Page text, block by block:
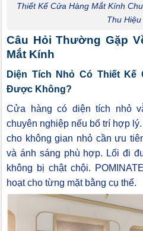
Thiết Kế Cửa Hàng Mắt Kính
Thu Hiệu
Câu Hỏi Thường Gặp
Mắt Kính
Diện Tích Nhỏ Có Thiết
Được Không?
Cửa hàng có diện tích nhỏ
chuyên nghiệp nếu bố trí hợp
cho không gian nhỏ cần ưu
và ánh sáng phù hợp. Lối đi
không bị chật chội.
hoạt cho từng mặt bằng cụ thể.